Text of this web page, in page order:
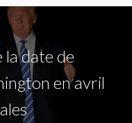
la date de
en avril